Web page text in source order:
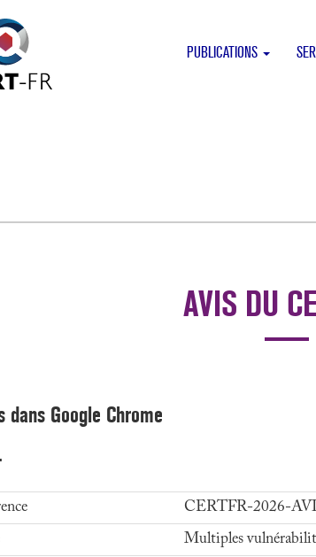
PUBLICATIONS
AVIS DU
Google Chrome
CERTFR-2026-
Multiples